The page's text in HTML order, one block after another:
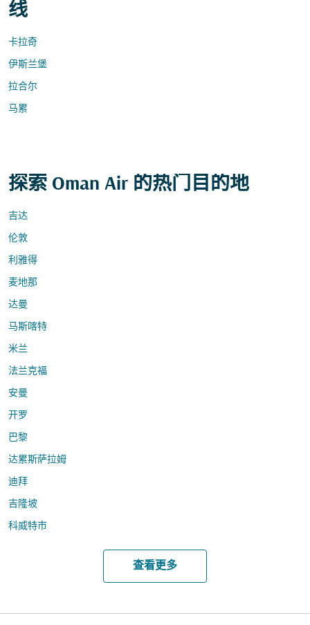
线
卡拉奇
伊斯兰堡
拉合尔
马累
探索 Oman Air 的热门目的地
吉达
伦敦
利雅得
麦地那
达曼
马斯喀特
米兰
法兰克福
安曼
开罗
巴黎
达累斯萨拉姆
迪拜
吉隆坡
科威特市
查看更多